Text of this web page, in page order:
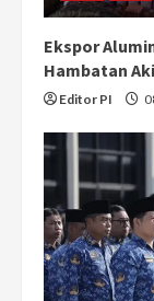
Ekspor
Hambatan
Editor PI